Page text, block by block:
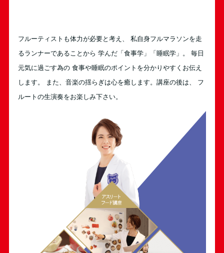
フルーティストも体力が必要と考え、 私自身フルマラソンを走
るランナーであることから 学んだ「食事学」「睡眠学」。 毎日
元気に過ごす為の 食事や睡眠のポイントを分かりやすくお伝え
します。 また、音楽の揺らぎは心を癒します。講座の後は、 フ
ルートの生演奏をお楽しみ下さい。